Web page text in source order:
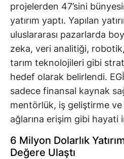
projelerden 47’sini
yatırım yaptı. Yapılan
uluslararası pazarlarda
zeka, veri analitiği,
tarım teknolojileri gibi
hedef olarak belirlendi.
sadece finansal kaynak
mentörlük, iş geliştirme ve
ağlarına erişim gibi hayati
6 Milyon Dolarlık
Değere Ulaştı